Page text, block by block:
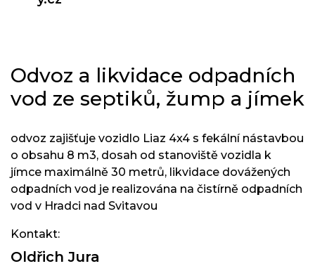
Odvoz a likvidace odpadních
vod ze septiků, žump a jímek
odvoz zajišťuje vozidlo Liaz 4x4 s fekální nástavbou
o obsahu 8 m3, dosah od stanoviště vozidla k
jímce maximálně 30 metrů, likvidace dovážených
odpadních vod je realizována na čistírně odpadních
vod v Hradci nad Svitavou
Kontakt:
Oldřich Jura